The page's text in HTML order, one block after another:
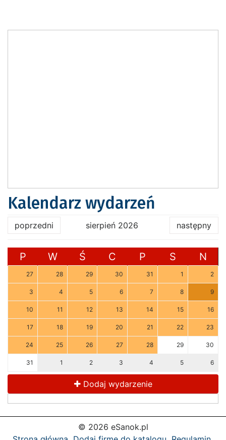
Kalendarz wydarzeń
poprzedni sierpień 2026 następny
P W Ś C P S N
27 28 29 30 31 1 2
3 4 5 6 7 8 9
10 11 12 13 14 15 16
17 18 19 20 21 22 23
24 25 26 27 28 29 30
31 1 2 3 4 5 6
Dodaj wydarzenie
© 2026 eSanok.pl